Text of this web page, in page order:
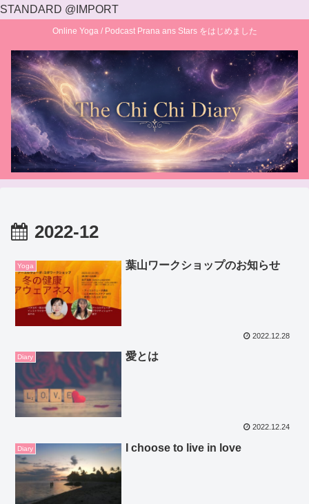
STANDARD @IMPORT
Online Yoga / Podcast Prana ans Stars をはじめました
2022-12
Yoga 葉山ワークショップのお知らせ
2022.12.28
Diary 愛とは
2022.12.24
Diary I choose to live in love